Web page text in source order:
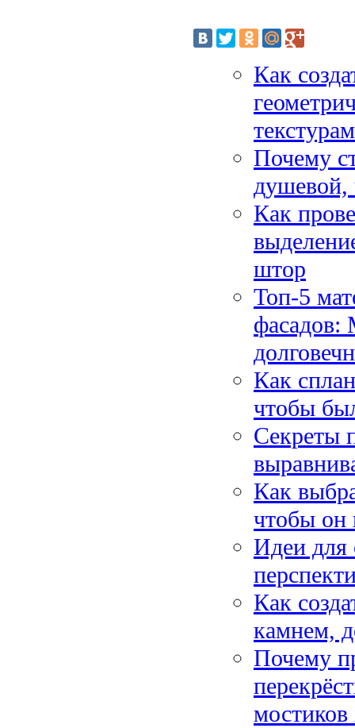
Как
Почему
душевой,
Как
штор
Топ-5
фасадов:
Как
чтобы
Секреты
Как
чтобы он
Идеи для
Как
камнем,
Почему
мостиков